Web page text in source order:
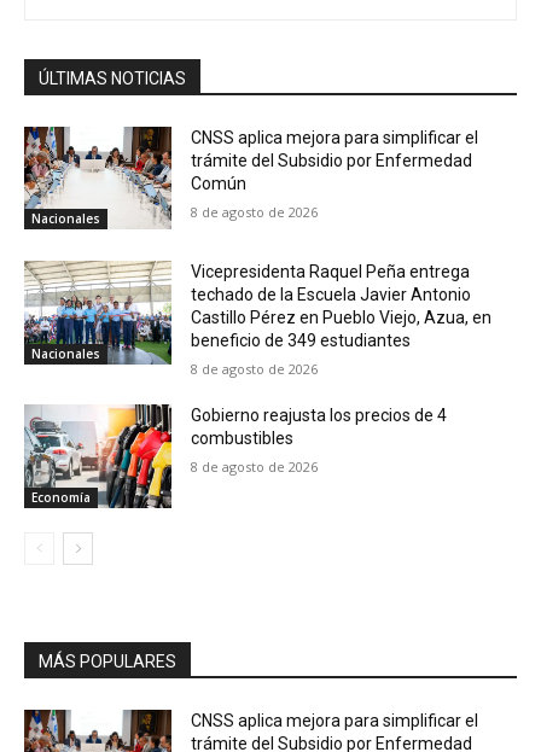
ÚLTIMAS NOTICIAS
Nacionales
CNSS aplica mejora para simplificar el
trámite del Subsidio por Enfermedad
Común
8 de agosto de 2026
Nacionales
Vicepresidenta Raquel Peña entrega
techado de la Escuela Javier Antonio
Castillo Pérez en Pueblo Viejo, Azua, en
beneficio de 349 estudiantes
8 de agosto de 2026
Economía
Gobierno reajusta los precios de 4
combustibles
8 de agosto de 2026
MÁS POPULARES
CNSS aplica mejora para simplificar el
trámite del Subsidio por Enfermedad